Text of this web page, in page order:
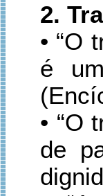
2.
• “O
é
• “O
de